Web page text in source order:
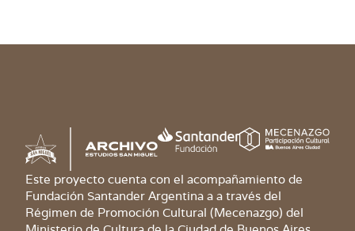
Este proyecto cuenta con el acompañamiento de
Fundación Santander Argentina a a través del
Régimen de Promoción Cultural (Mecenazgo) del